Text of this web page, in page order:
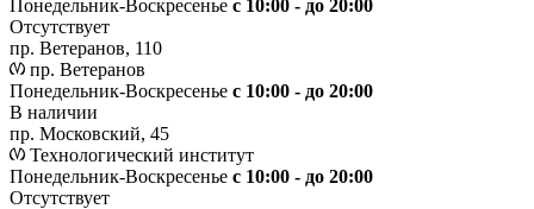
Понедельник-Воскресенье c 10:00 - до 20:00
Отсутствует
пр. Ветеранов, 110
пр. Ветеранов
Понедельник-Воскресенье с 10:00 - до 20:00
В наличии
пр. Московский, 45
Технологический институт
Понедельник-Воскресенье с 10:00 - до 20:00
Отсутствует